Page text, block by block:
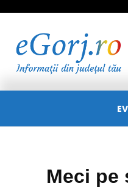
Meci pe